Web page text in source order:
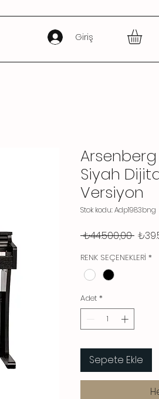
Giriş
Arsenberg
Siyah
Versiyon
Stok kodu: Adp1983bng
₺44.500,00
RENK SEÇENEKLERİ *
Adet *
Sepete Ekle